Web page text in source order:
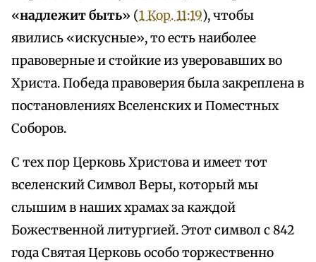
«надлежит быть» (1 Кор. 11:19), чтобы
явились «искусные», то есть наиболее
правоверные и стойкие из уверовавших во
Христа. Победа правоверия была закреплена в
постановлениях Вселенских и Поместных
Соборов.
С тех пор Церковь Христова и имеет тот
вселенский Символ Веры, который мы
слышим в наших храмах за каждой
Божественной литургией. Этот символ с 842
года Святая Церковь особо торжественно